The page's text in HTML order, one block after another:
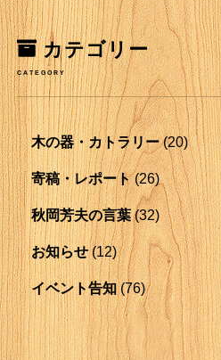
カテゴリー
CATEGORY
木の器・カトラリー(20)
寄稿・レポート(26)
秋岡芳夫の言葉(32)
お知らせ(12)
イベント告知(76)